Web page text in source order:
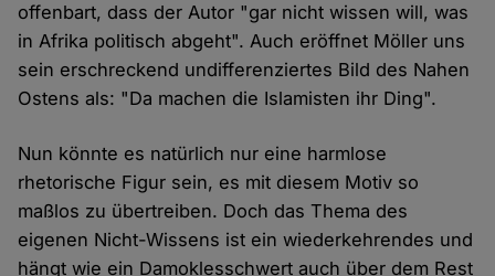
offenbart, dass der Autor "gar nicht wissen will, was
in Afrika politisch abgeht". Auch eröffnet Möller uns
sein erschreckend undifferenziertes Bild des Nahen
Ostens als: "Da machen die Islamisten ihr Ding".
Nun könnte es natürlich nur eine harmlose
rhetorische Figur sein, es mit diesem Motiv so
maßlos zu übertreiben. Doch das Thema des
eigenen Nicht-Wissens ist ein wiederkehrendes und
hängt wie ein Damoklesschwert auch über dem Rest